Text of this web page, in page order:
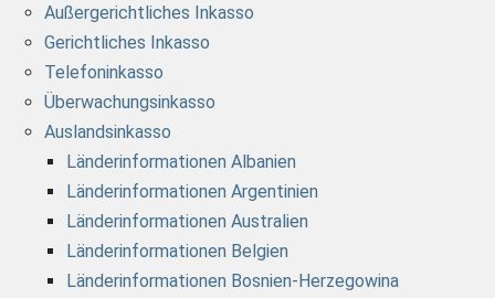
Außergerichtliches Inkasso
Gerichtliches Inkasso
Telefoninkasso
Überwachungsinkasso
Auslandsinkasso
Länderinformationen Albanien
Länderinformationen Argentinien
Länderinformationen Australien
Länderinformationen Belgien
Länderinformationen Bosnien-Herzegowina